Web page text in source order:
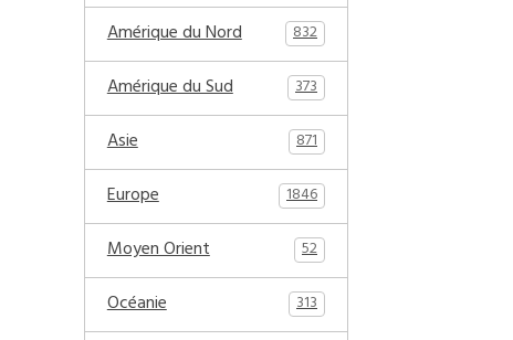
Amérique du Nord 832
Amérique du Sud 373
Asie 871
Europe 1846
Moyen Orient 52
Océanie 313